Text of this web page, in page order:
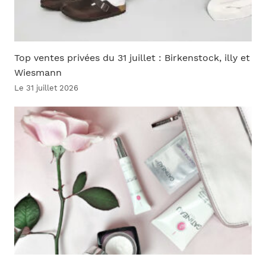
Top ventes privées du 31 juillet : Birkenstock, illy et
Wiesmann
Le 31 juillet 2026